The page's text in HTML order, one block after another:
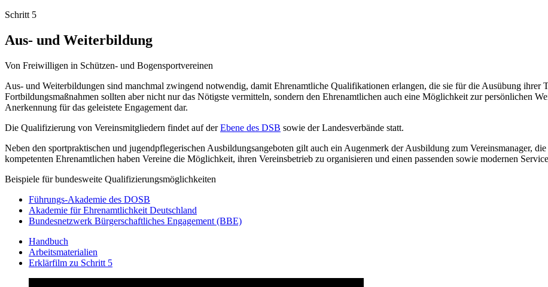
Schritt 5
Aus- und Weiterbildung
Von Freiwilligen in Schützen- und Bogensportvereinen
Aus- und Weiterbildungen sind manchmal zwingend notwendig, damit Ehrenamtliche Qualifikationen erlangen, die sie für die Ausübung ihrer
Fortbildungsmaßnahmen sollten aber nicht nur das Nötigste vermitteln, sondern den Ehrenamtlichen auch eine Möglichkeit zur persönlichen
Anerkennung für das geleistete Engagement dar.
Die Qualifizierung von Vereinsmitgliedern findet auf derEbene des DSB sowie der Landesverbände statt.
Neben den sportpraktischen und jugendpflegerischen Ausbildungsangeboten gilt auch ein Augenmerk der Ausbildung zum Vereinsmanager,
kompetenten Ehrenamtlichen haben Vereine die Möglichkeit, ihren Vereinsbetrieb zu organisieren und einen passenden sowie modernen
Beispiele für bundesweite Qualifizierungsmöglichkeiten
Führungs-Akademie des DOSB
Akademie für Ehrenamtlichkeit Deutschland
Bundesnetzwerk Bürgerschaftliches Engagement (BBE)
Handbuch
Arbeitsmaterialien
Erklärfilm zu Schritt 5